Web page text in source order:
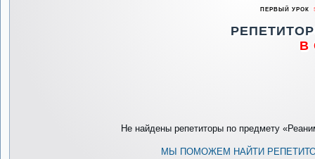
ПЕРВЫЙ УРОК
В
Не найдены репетиторы по предмету
МЫ ПОМОЖЕМ НАЙТИ